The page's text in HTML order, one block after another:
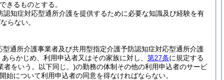
きるものとする。
知症対応型通所介護を提供するために必要な知識及び経験を有
らない。
通所介護事業者及び共用型指定介護予防認知症対応型通所介護
らかじめ、利用申込者又はその家族に対し、 第27条に規定する
者をいう。以下同じ。)の勤務の体制その他の利用申込者のサービ
について利用申込者の同意を得なければならない。